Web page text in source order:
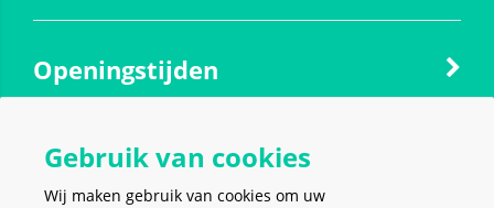
Openingstijden
Contact
Gebruik van cookies
Wij maken gebruik van cookies om uw